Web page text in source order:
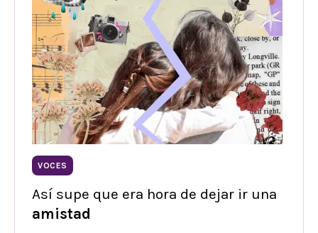
VOCES
Así supe que era hora de dejar ir una
amistad